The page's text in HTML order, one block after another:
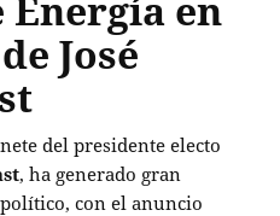
José
del presidente electo
, ha generado gran
con el anuncio